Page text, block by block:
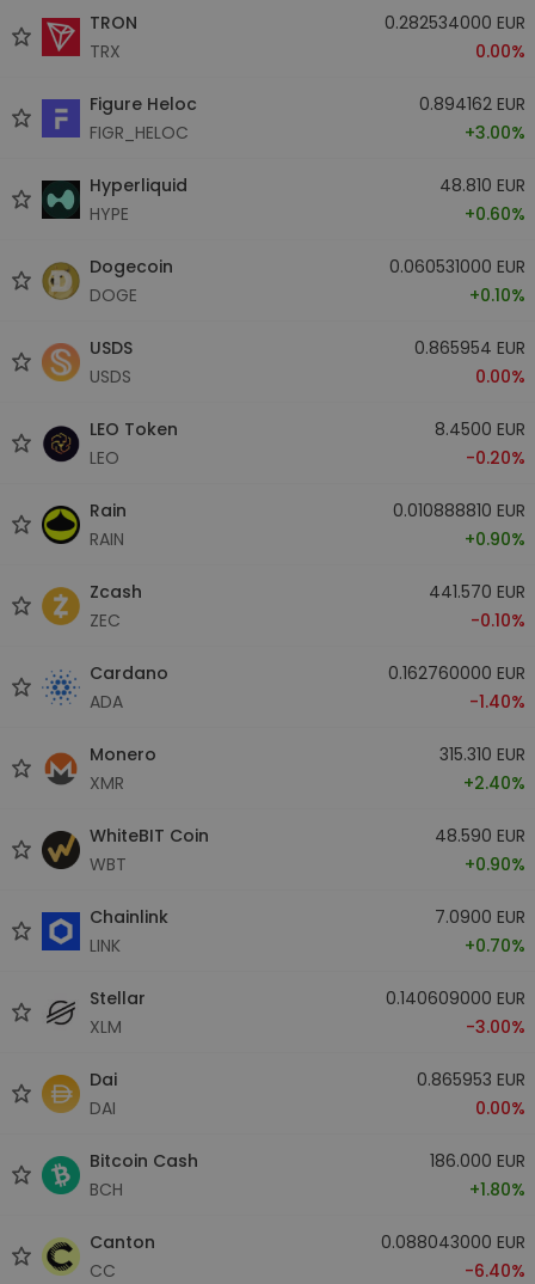
TRON
TRX
0.282534000 EUR
0.00%
Figure Heloc
FIGR_HELOC
0.894162 EUR
+3.00%
Hyperliquid
HYPE
48.810 EUR
+0.60%
Dogecoin
DOGE
0.060531000 EUR
+0.10%
USDS
USDS
0.865954 EUR
0.00%
LEO Token
LEO
8.4500 EUR
-0.20%
Rain
RAIN
0.010888810 EUR
+0.90%
Zcash
ZEC
441.570 EUR
-0.10%
Cardano
ADA
0.162760000 EUR
-1.40%
Monero
XMR
315.310 EUR
+2.40%
WhiteBIT Coin
WBT
48.590 EUR
+0.90%
Chainlink
LINK
7.0900 EUR
+0.70%
Stellar
XLM
0.140609000 EUR
-3.00%
Dai
DAI
0.865953 EUR
0.00%
Bitcoin Cash
BCH
186.000 EUR
+1.80%
Canton
CC
0.088043000 EUR
-6.40%